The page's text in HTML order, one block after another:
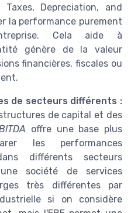
Depreciation, and
la performance purement
Cela aide à
génère de la valeur
financières, fiscales ou
de secteurs différents :
de capital et des
offre une base plus
les performances
différents secteurs
société de services
très différentes par
si on considère